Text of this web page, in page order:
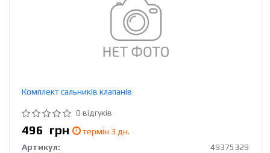
Комплект сальників клапанів
0 відгуків
496 грн
термін 3 дн.
Артикул:
49375329